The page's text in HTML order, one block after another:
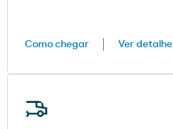
Como chegar Ver detalhe